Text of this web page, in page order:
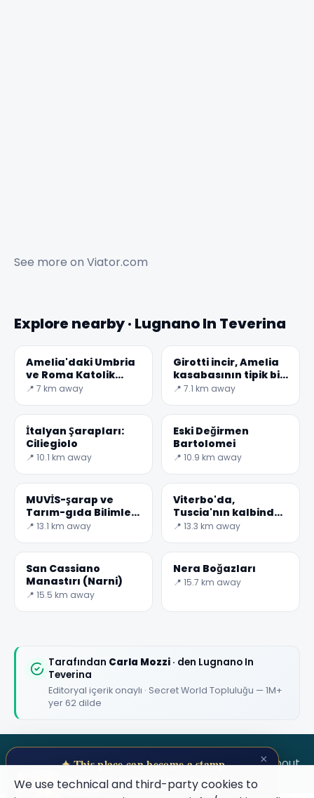
See more on Viator.com
Explore nearby · Lugnano In Teverina
Amelia'daki Umbria
ve Roma Katolik
Katedrali
📍 7 km away
Girotti incir, Amelia
kasabasının tipik bir
ürünü
📍 7.1 km away
İtalyan Şarapları:
Ciliegiolo
📍 10.1 km away
Eski Değirmen
Bartolomei
📍 10.9 km away
MUVİS-şarap ve
Tarım-gıda Bilimleri
Müzesi
📍 13.1 km away
Viterbo'da,
Tuscia'nın kalbinde,
ded duvar resimleri
köy var
📍 13.3 km away
San Cassiano
Manastırı (Narni)
📍 15.5 km away
Nera Boğazları
📍 15.7 km away
Tarafından Carla Mozzi · den Lugnano In
Teverina
Editoryal içerik onaylı · Secret World Topluluğu — 1M+
yer 62 dilde
SECRET WORLD TermsPrivacyAbout
✕
Rated best travel app worldwide
★★★★★
1,000,000+ places in your pocket. Free.
We use technical and third-party cookies to
×
✦ This place can become a stamp
Collect secret places in your Secret